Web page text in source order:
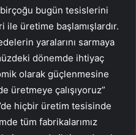
birçoğu bugün tesislerini
üretime başlamışlardır.
yaralarını sarmaya
dönemde ihtiyaç
olarak güçlenmesine
üretmeye çalışıyoruz”
hiçbir üretim tesisinde
tüm fabrikalarımız